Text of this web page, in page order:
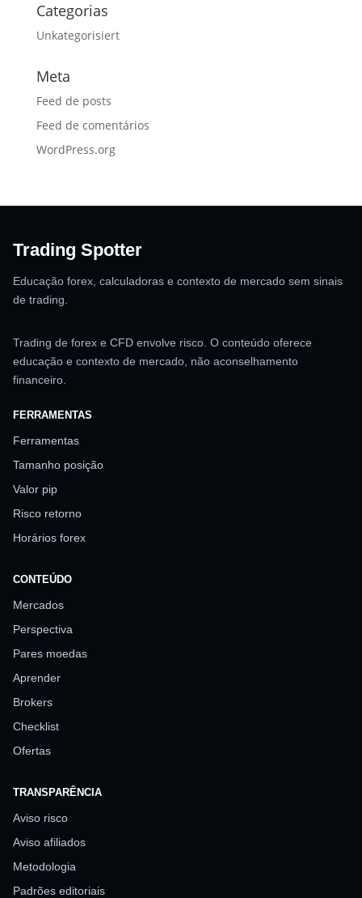
Categorias
Unkategorisiert
Meta
Feed de posts
Feed de comentários
WordPress.org
Trading Spotter
Educação forex, calculadoras e contexto de mercado sem sinais
de trading.
Trading de forex e CFD envolve risco. O conteúdo oferece
educação e contexto de mercado, não aconselhamento
financeiro.
FERRAMENTAS
Ferramentas
Tamanho posição
Valor pip
Risco retorno
Horários forex
CONTEÚDO
Mercados
Perspectiva
Pares moedas
Aprender
Brokers
Checklist
Ofertas
TRANSPARÊNCIA
Aviso risco
Aviso afiliados
Metodologia
Padrões editoriais